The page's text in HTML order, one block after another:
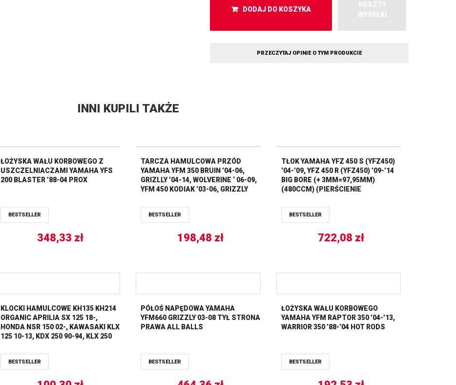
DODAJ DO KOSZYKA
KOSZTY
WYSYŁKI
PRZECZYTAJ OPINIE O TYM PRODUKCIE
INNI KUPILI TAKŻE
ŁOŻYSKA WAŁU KORBOWEGO Z
USZCZELNIACZAMI YAMAHA YFS
200 BLASTER ’88-04 PROX
BESTSELLER
348,33 zł
TARCZA HAMULCOWA PRZÓD
YAMAHA YFM 350 BRUIN ’04-06,
GRIZLLY ’04-14, WOLVERINE ‘ 06-09,
YFM 450 KODIAK ’03-06, GRIZZLY
(200X86,2X3,5MM) (4X10,5MM) NG
BESTSELLER
198,48 zł
TŁOK YAMAHA YFZ 450 S (YFZ450)
’04-’09, YFZ 450 R (YFZ450) ’09-’14
BIG BORE (+ 3MM=97,95MM)
(480CCM) (PIERŚCIENIE
BESTSELLER
722,08 zł
KLOCKI HAMULCOWE KH135 KH214
ORGANIC APRILIA SX 125 18-,
HONDA NSR 150 02-, KAWASAKI KLX
125 10-13, KDX 250 90-94, KLX 250
YAMAHA WR 125 91-97, TT 350 91-
95, XTZ 750 89-97, PRZÓD/TYŁ TRW
BESTSELLER
PÓŁOŚ NAPĘDOWA YAMAHA
YFM660 GRIZZLY 03-08 TYŁ STRONA
PRAWA ALL BALLS
BESTSELLER
ŁOŻYSKA WAŁU KORBOWEGO
YAMAHA YFM RAPTOR 350 ’04-’13,
WARRIOR 350 ’88-’04 HOT RODS
BESTSELLER